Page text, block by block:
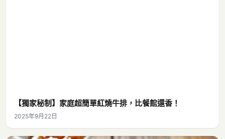
【獨家秘制】家庭超簡單紅燒牛排，比餐館還香！
2025年9月22日